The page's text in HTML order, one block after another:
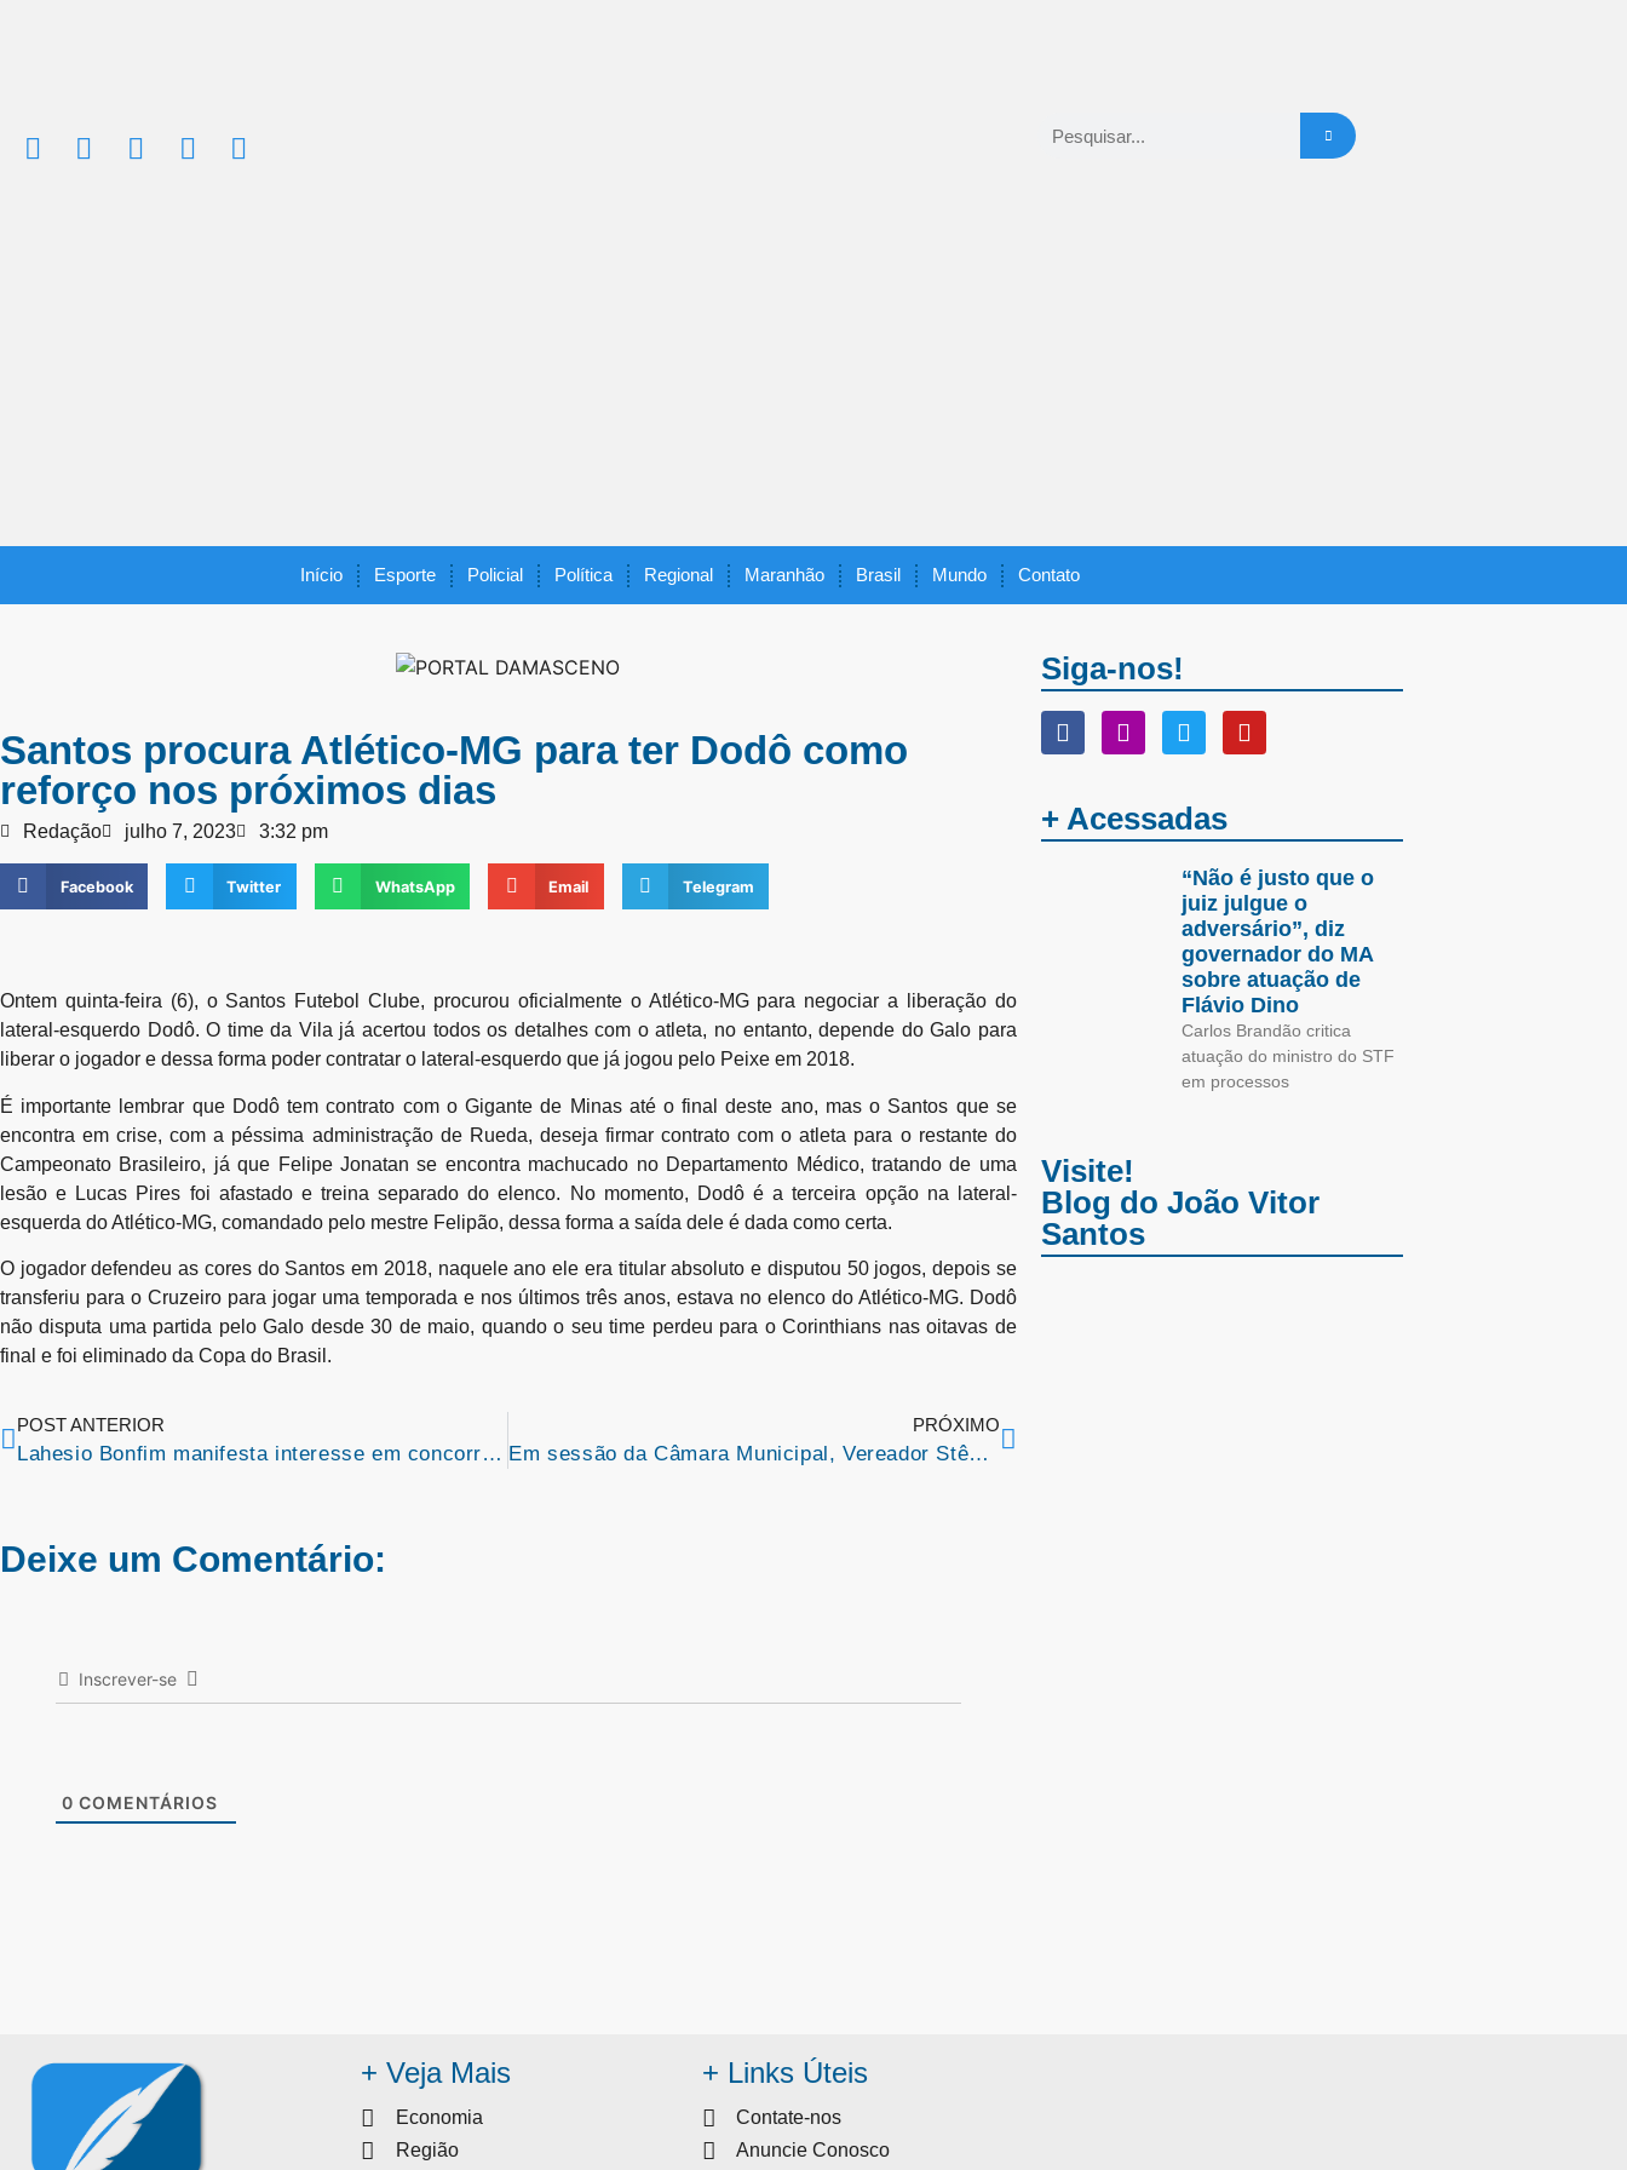
Início Esporte Policial Política Regional Maranhão Brasil Mundo Contato
Santos procura Atlético-MG para ter Dodô como
reforço nos próximos dias
Redação julho 7, 2023 3:32 pm
Facebook Twitter WhatsApp Email Telegram
Ontem quinta-feira (6), o Santos Futebol Clube, procurou oficialmente o Atlético-MG para negociar a liberação do
lateral-esquerdo Dodô. O time da Vila já acertou todos os detalhes com o atleta, no entanto, depende do Galo para
liberar o jogador e dessa forma poder contratar o lateral-esquerdo que já jogou pelo Peixe em 2018.
É importante lembrar que Dodô tem contrato com o Gigante de Minas até o final deste ano, mas o Santos que se
encontra em crise, com a péssima administração de Rueda, deseja firmar contrato com o atleta para o restante do
Campeonato Brasileiro, já que Felipe Jonatan se encontra machucado no Departamento Médico, tratando de uma
lesão e Lucas Pires foi afastado e treina separado do elenco. No momento, Dodô é a terceira opção na lateral-
esquerda do Atlético-MG, comandado pelo mestre Felipão, dessa forma a saída dele é dada como certa.
O jogador defendeu as cores do Santos em 2018, naquele ano ele era titular absoluto e disputou 50 jogos, depois se
transferiu para o Cruzeiro para jogar uma temporada e nos últimos três anos, estava no elenco do Atlético-MG. Dodô
não disputa uma partida pelo Galo desde 30 de maio, quando o seu time perdeu para o Corinthians nas oitavas de
final e foi eliminado da Copa do Brasil.
POST ANTERIOR
Lahesio Bonfim manifesta interesse em concorrer a Prefeitura de São Luís em 2024
PRÓXIMO
Em sessão da Câmara Municipal, Vereador Stênio do DD, denuncia situação crítica da avenida mirador em Colinas
Deixe um Comentário:
Inscrever-se
0 COMENTÁRIOS
Siga-nos!
+ Acessadas
“Não é justo que o
juiz julgue o
adversário”, diz
governador do MA
sobre atuação de
Flávio Dino
Carlos Brandão critica
atuação do ministro do STF
em processos
Visite!
Blog do João Vitor
Santos
+ Veja Mais
Economia
Região
+ Links Úteis
Contate-nos
Anuncie Conosco